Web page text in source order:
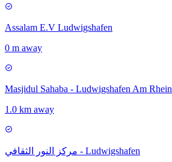
Assalam E.V Ludwigshafen
0 m away
Masjidul Sahaba - Ludwigshafen Am Rhein
1.0 km away
مركز النور الثقافي - Ludwigshafen